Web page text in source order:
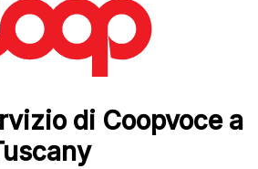
di Coopvoce a